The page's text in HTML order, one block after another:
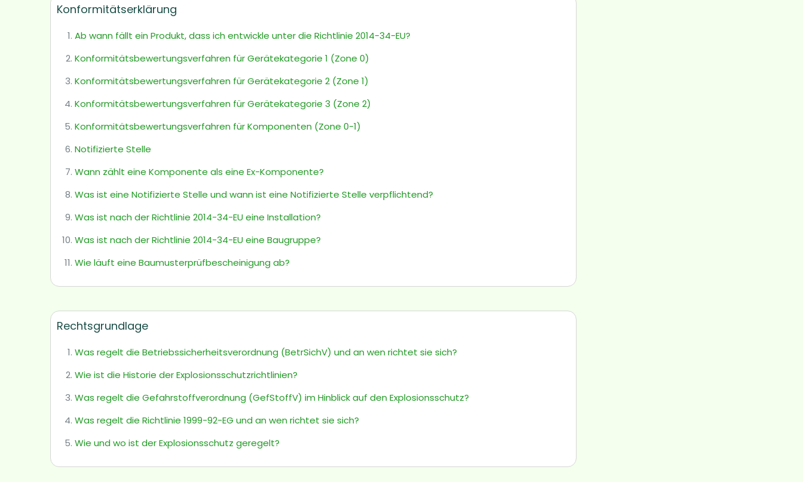
Konformitätserklärung
Ab wann fällt ein Produkt, dass ich entwickle unter die Richtlinie 2014-34-EU?
Konformitätsbewertungsverfahren für Gerätekategorie 1 (Zone 0)
Konformitätsbewertungsverfahren für Gerätekategorie 2 (Zone 1)
Konformitätsbewertungsverfahren für Gerätekategorie 3 (Zone 2)
Konformitätsbewertungsverfahren für Komponenten (Zone 0-1)
Notifizierte Stelle
Wann zählt eine Komponente als eine Ex-Komponente?
Was ist eine Notifizierte Stelle und wann ist eine Notifizierte Stelle verpflichtend?
Was ist nach der Richtlinie 2014-34-EU eine Installation?
Was ist nach der Richtlinie 2014-34-EU eine Baugruppe?
Wie läuft eine Baumusterprüfbescheinigung ab?
Rechtsgrundlage
Was regelt die Betriebssicherheitsverordnung (BetrSichV) und an wen richtet sie sich?
Wie ist die Historie der Explosionsschutzrichtlinien?
Was regelt die Gefahrstoffverordnung (GefStoffV) im Hinblick auf den Explosionsschutz?
Was regelt die Richtlinie 1999-92-EG und an wen richtet sie sich?
Wie und wo ist der Explosionsschutz geregelt?